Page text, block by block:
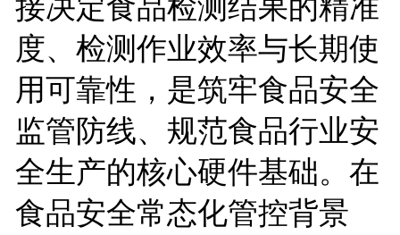
度、检测作业效率与长期使
用可靠性，是筑牢食品安全
监管防线、规范食品行业安
全生产的核心硬件基础。在
食品安全常态化管控背景